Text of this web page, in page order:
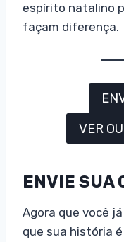
espírito natalino
façam diferença.
VER
ENVIE SUA
Agora que você
que sua história